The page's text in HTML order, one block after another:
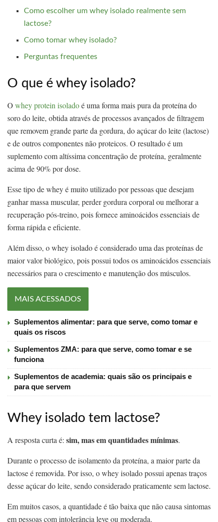
Como escolher um whey isolado realmente sem
lactose?
Como tomar whey isolado?
Perguntas frequentes
O que é whey isolado?
O whey protein isoladoé uma forma mais pura da proteína do
soro do leite, obtida através de processos avançados de filtragem
que removem grande parte da gordura, do açúcar do leite (lactose)
e de outros componentes não proteicos. O resultado é um
suplemento com altíssima concentração de proteína, geralmente
acima de 90% por dose.
Esse tipo de whey é muito utilizado por pessoas que desejam
ganhar massa muscular, perder gordura corporal ou melhorar a
recuperação pós-treino, pois fornece aminoácidos essenciais de
forma rápida e eficiente.
Além disso, o whey isolado é considerado uma das proteínas de
maior valor biológico, pois possui todos os aminoácidos essenciais
necessários para o crescimento e manutenção dos músculos.
MAIS ACESSADOS
Suplementos alimentar: para que serve, como tomar e
quais os riscos
Suplementos ZMA: para que serve, como tomar e se
funciona
Suplementos de academia: quais são os principais e
para que servem
Whey isolado tem lactose?
A resposta curta é: sim, mas em quantidades mínimas.
Durante o processo de isolamento da proteína, a maior parte da
lactose é removida. Por isso, o whey isolado possui apenas traços
desse açúcar do leite, sendo considerado praticamente sem lactose.
Em muitos casos, a quantidade é tão baixa que não causa sintomas
em pessoas com intolerância leve ou moderada.